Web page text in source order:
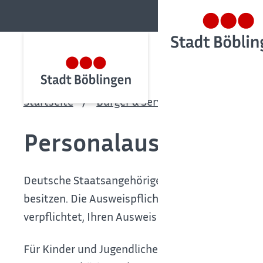
Startseite Bürger & Service
Personalausweis
Deutsche Staatsangehörige sind verpflichtet,
besitzen. Die Ausweispflicht wird auch mit dem
verpflichtet, Ihren Ausweis ständig mit sich zu
Für Kinder und Jugendliche unter 16 Jahren